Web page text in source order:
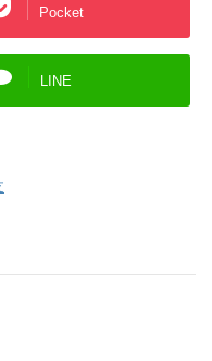
Pocket
LINE